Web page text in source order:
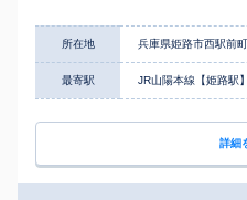
所在地 兵庫県姫路市西駅前
最寄駅 JR山陽本線【姫路
詳細